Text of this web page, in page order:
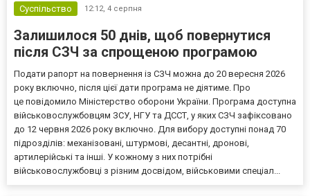
Суспільство
12:12, 4 серпня
Залишилося 50 днів, щоб повернутися
після СЗЧ за спрощеною програмою
Подати рапорт на повернення із СЗЧ можна до 20 вересня 2026
року включно, після цієї дати програма не діятиме. Про
це повідомило Міністерство оборони України. Програма доступна
військовослужбовцям ЗСУ, НГУ та ДССТ, у яких СЗЧ зафіксовано
до 12 червня 2026 року включно. Для вибору доступні понад 70
підрозділів: механізовані, штурмові, десантні, дронові,
артилерійські та інші. У кожному з них потрібні
військовослужбовці з різним досвідом, військовими спеціал...